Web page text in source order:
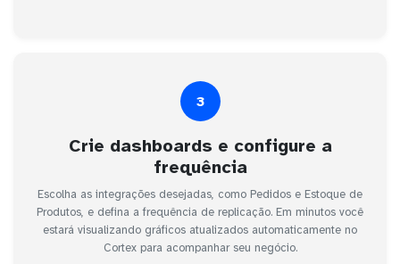
3
Crie dashboards e configure a
frequência
Escolha as integrações desejadas, como Pedidos e Estoque de
Produtos, e defina a frequência de replicação. Em minutos você
estará visualizando gráficos atualizados automaticamente no
Cortex para acompanhar seu negócio.